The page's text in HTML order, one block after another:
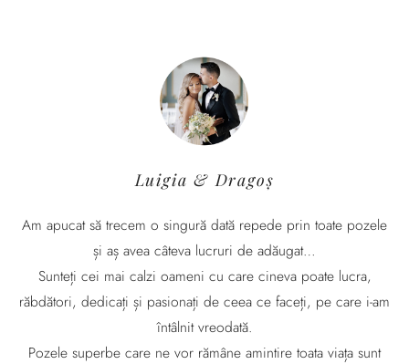
Luigia & Dragoș
Am apucat să trecem o singură dată repede prin toate pozele
și aș avea câteva lucruri de adăugat…
Sunteți cei mai calzi oameni cu care cineva poate lucra,
răbdători, dedicați și pasionați de ceea ce faceți, pe care i-am
întâlnit vreodată.
Pozele superbe care ne vor rămâne amintire toata viața sunt